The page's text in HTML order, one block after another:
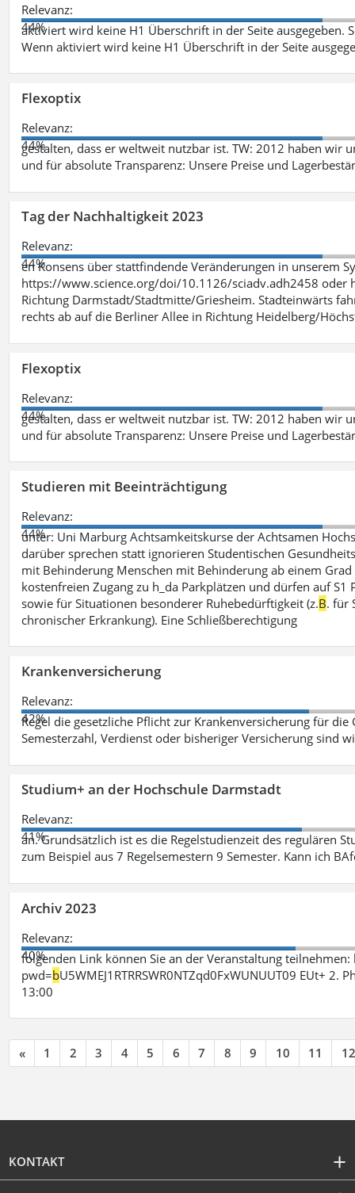
Relevanz:
44%
aktiviert wird keine H1 Überschrift in der Seite ausgegeben.
Wenn aktiviert wird keine H1 Überschrift in der Seite
Flexoptix
Relevanz:
44%
gestalten, dass er weltweit nutzbar ist. TW: 2012 haben wir
und für absolute Transparenz: Unsere Preise und
Tag der Nachhaltigkeit 2023
Relevanz:
44%
en Konsens über stattfindende Veränderungen in unserem
https://www.science.org/doi/10.1126/sciadv.adh2458
Richtung Darmstadt/Stadtmitte/Griesheim. Stadteinwärts
rechts ab auf die Berliner Allee in Richtung Heidelberg/
Flexoptix
Relevanz:
44%
gestalten, dass er weltweit nutzbar ist. TW: 2012 haben wir
und für absolute Transparenz: Unsere Preise und
Studieren mit Beeinträchtigung
Relevanz:
44%
unter: Uni Marburg Achtsamkeitskurse der Achtsamen
darüber sprechen statt ignorieren Studentischen
mit Behinderung Menschen mit Behinderung ab einem
kostenfreien Zugang zu h_da Parkplätzen und dürfen auf
sowie für Situationen besonderer Ruhebedürftigkeit (z.B. für
chronischer Erkrankung). Eine Schließberechtigung
Krankenversicherung
Relevanz:
42%
Regel die gesetzliche Pflicht zur Krankenversicherung für
Semesterzahl, Verdienst oder bisheriger Versicherung sind
Studium+ an der Hochschule Darmstadt
Relevanz:
41%
an. Grundsätzlich ist es die Regelstudienzeit des regulären
zum Beispiel aus 7 Regelsemestern 9 Semester. Kann ich
Archiv 2023
Relevanz:
40%
folgenden Link können Sie an der Veranstaltung
pwd=bU5WMEJ1RTRRSWR0NTZqd0FxWUNUUT09 EUt+
13:00
« 1 2 3 4 5 6 7 8 9 10 11 12
KONTAKT